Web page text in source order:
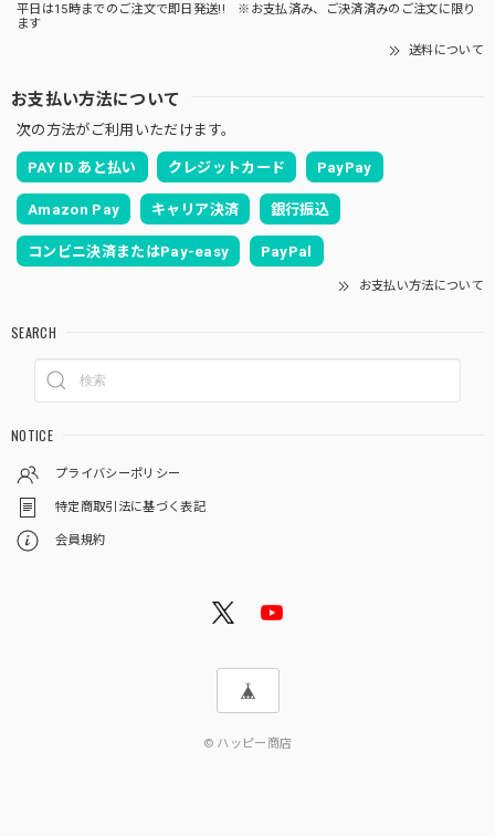
平日は15時までのご注文で即日発送!! ※お支払済み、ご決済済みのご注文に限り
ます
送料について
お支払い方法について
次の方法がご利用いただけます。
PAY ID あと払い クレジットカード PayPay
Amazon Pay キャリア決済 銀行振込
コンビニ決済またはPay-easy PayPal
お支払い方法について
SEARCH
NOTICE
プライバシーポリシー
特定商取引法に基づく表記
会員規約
© ハッピー商店